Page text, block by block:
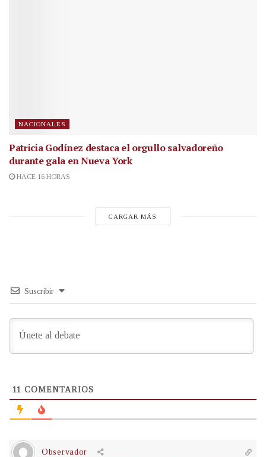
NACIONALES
Patricia Godínez destaca el orgullo salvadoreño
durante gala en Nueva York
HACE 16 HORAS
CARGAR MÁS
Suscribir
11 COMENTARIOS
Observador